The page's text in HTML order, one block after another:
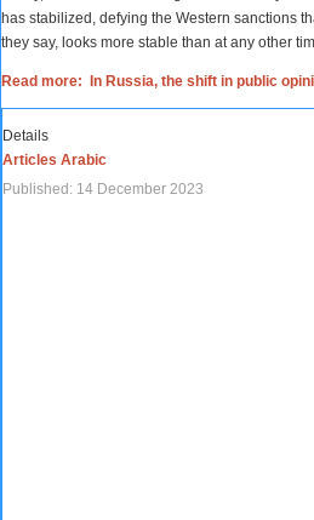
has stabilized, defying the Western sanctions
they say, looks more stable than at any other
Read more: In Russia, the shift in public
Details
Articles Arabic
Published: 14 December 2023